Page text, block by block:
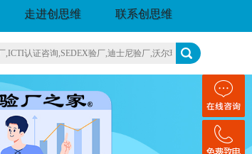
走进创思维 联系创思维